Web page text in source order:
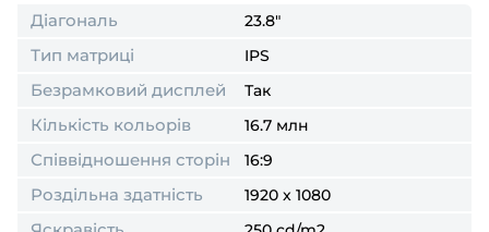
Діагональ 23.8″
Тип матриці IPS
Безрамковий дисплей Так
Кількість кольорів 16.7 млн
Співвідношення сторін 16:9
Роздільна здатність 1920 x 1080